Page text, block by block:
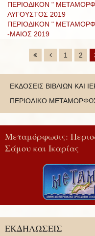
ΠΕΡΙΟΔΙΚΟΝ "
ΑΥΓΟΥΣΤΟΣ 2019
ΠΕΡΙΟΔΙΚΟΝ "
-ΜΑΙΟΣ 2019
1 2
ΕΚΔΟΣΕΙΣ ΒΙΒΛΙΩΝ ΚΑΙ
ΠΕΡΙΟΔΙΚΟ
Μεταμόρφωσις:
Σάμου και Ικαρίας
ΕΚΔΗΛΩΣΕΙΣ